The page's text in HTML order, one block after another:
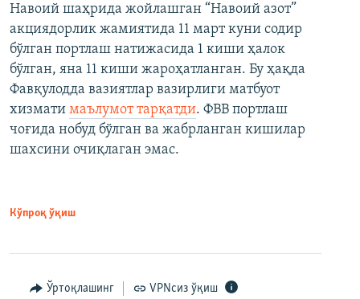
Навоий шаҳрида жойлашган “Навоий азот”
акциядорлик жамиятида 11 март куни содир
бўлган портлаш натижасида 1 киши ҳалок
бўлган, яна 11 киши жароҳатланган. Бу ҳақда
Фавқулодда вазиятлар вазирлиги матбуот
хизмати маълумот тарқатди. ФВВ портлаш
чоғида нобуд бўлган ва жабрланган кишилар
шахсини очиқлаган эмас.
Кўпроқ ўқиш
Ўртоқлашинг VPNсиз ўқиш